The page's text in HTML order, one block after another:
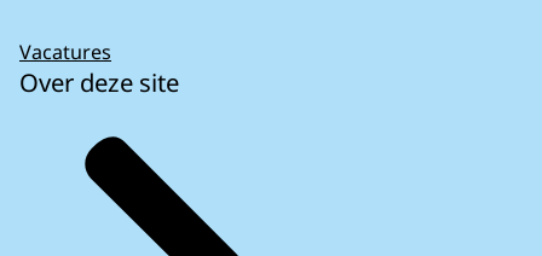
Vacatures
Over deze site